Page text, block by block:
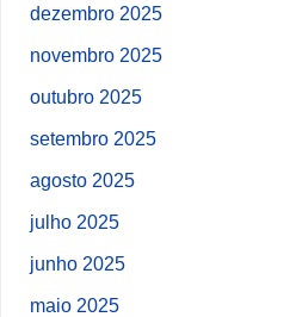
dezembro 2025
novembro 2025
outubro 2025
setembro 2025
agosto 2025
julho 2025
junho 2025
maio 2025